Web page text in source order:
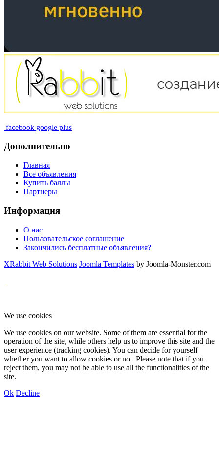
facebook google plus
Дополнительно
Главная
Все объявления
Купить баллы
Партнеры
Информация
О нас
Пользовательское соглашение
Закончились бесплатные объявления?
XRabbit Web Solutions Joomla Templates by Joomla-Monster.com
We use cookies
We use cookies on our website. Some of them are essential for the
operation of the site, while others help us to improve this site and the
user experience (tracking cookies). You can decide for yourself
whether you want to allow cookies or not. Please note that if you
reject them, you may not be able to use all the functionalities of the
site.
Ok Decline